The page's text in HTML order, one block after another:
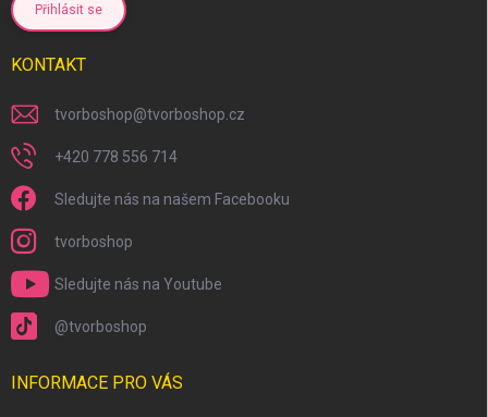
Přihlásit se
KONTAKT
tvorboshop@tvorboshop.cz
+420 778 556 714
Sledujte nás na našem Facebooku
tvorboshop
Sledujte nás na Youtube
@tvorboshop
INFORMACE PRO VÁS